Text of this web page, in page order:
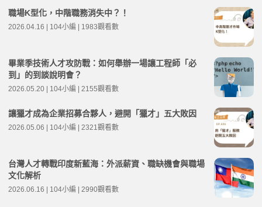
職場K型化，中階職務消失中？！
2026.04.16 | 104小編 | 1983觀看數
畢業季技術人才攻防戰：如何舉辦一場讓工程師「必
到」的到談說明會？
2026.05.20 | 104小編 | 2155觀看數
讓獵才成為企業招募合夥人，避開「獵才」五大敗因
2026.05.06 | 104小編 | 2321觀看數
台灣人才轉戰印度新藍海：外派薪資、職缺機會與職場
文化解析
2026.06.16 | 104小編 | 2990觀看數